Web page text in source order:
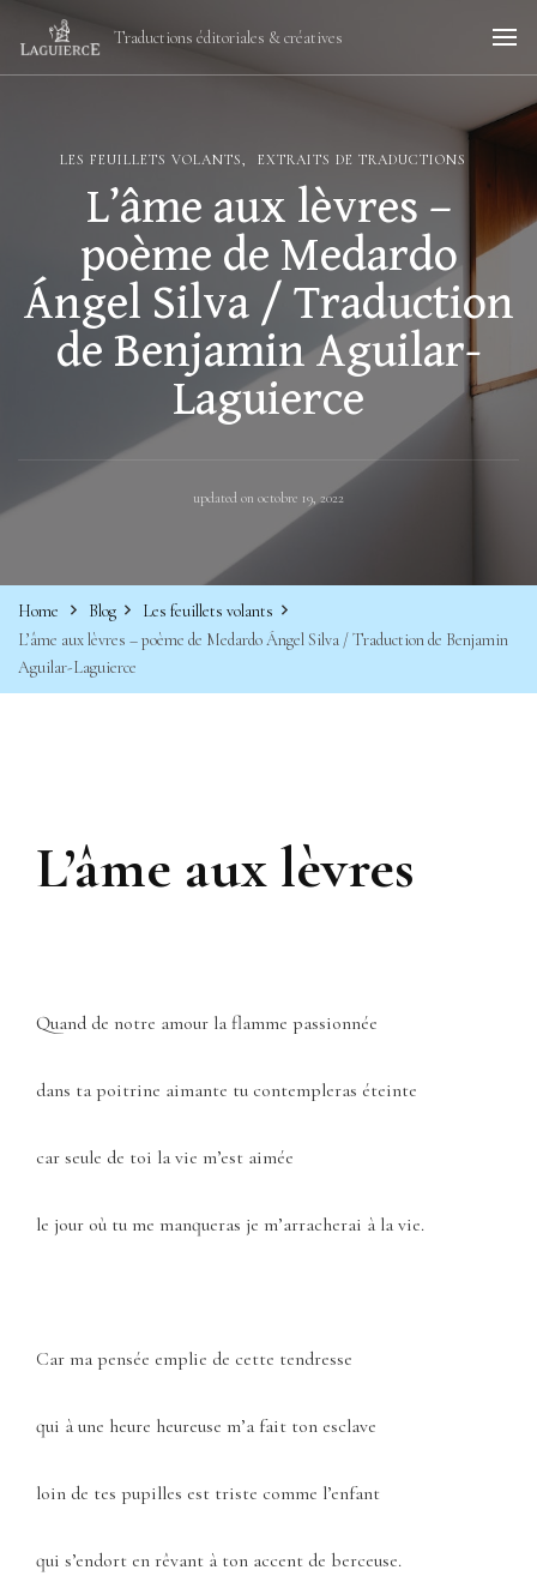
Traductions éditoriales & créatives
LES FEUILLETS VOLANTS EXTRAITS DE TRADUCTIONS
L’âme aux lèvres –
poème de Medardo
Ángel Silva / Traduction
de Benjamin Aguilar-
Laguierce
updated on octobre 19, 2022
Home Blog
Les feuillets volants
L’âme aux lèvres – poème de Medardo Ángel Silva / Traduction de Benjamin
Aguilar-Laguierce
L’âme aux lèvres
Quand de notre amour la flamme passionnée
dans ta poitrine aimante tu contempleras éteinte
car seule de toi la vie m’est aimée
le jour où tu me manqueras je m’arracherai à la vie.
Car ma pensée emplie de cette tendresse
qui à une heure heureuse m’a fait ton esclave
loin de tes pupilles est triste comme l’enfant
qui s’endort en rêvant à ton accent de berceuse.